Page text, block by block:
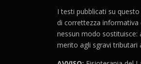
I testi pubblicati su
di correttezza informativa
nessun modo sostituisce:
merito agli sgravi tributari